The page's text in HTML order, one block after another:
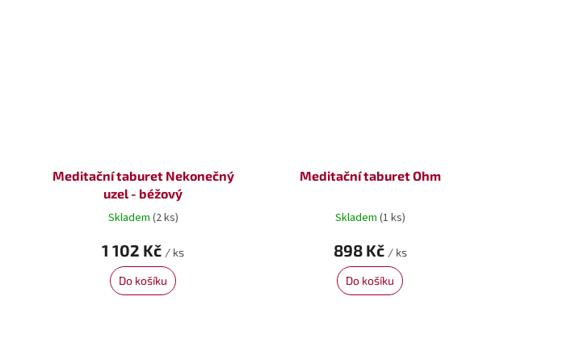
Meditační taburet Nekonečný
uzel - béžový
Skladem (2 ks)
1 102 Kč / ks
Do košíku
Meditační taburet Ohm
Skladem (1 ks)
898 Kč / ks
Do košíku